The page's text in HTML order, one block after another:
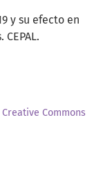
y su efecto en
Creative Commons